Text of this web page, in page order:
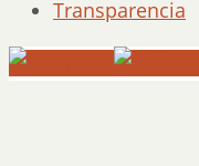
Transparencia